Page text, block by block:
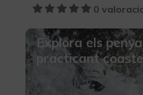
0
Explora els
practicant